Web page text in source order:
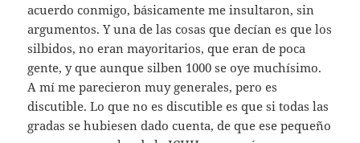
acuerdo conmigo, básicamente me insultaron, sin
argumentos. Y una de las cosas que decían es que los
silbidos, no eran mayoritarios, que eran de poca
gente, y que aunque silben 1000 se oye muchísimo.
A mí me parecieron muy generales, pero es
discutible. Lo que no es discutible es que si todas las
gradas se hubiesen dado cuenta, de que ese pequeño